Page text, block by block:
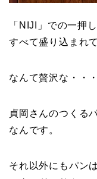
「NIJI」での一押
すべて盛り込まれ
なんて贅沢な・・・
貞岡さんのつくる
なんです。
それ以外にもパン